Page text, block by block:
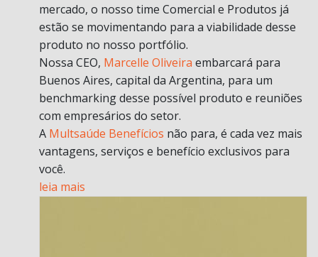
mercado, o nosso time Comercial e Produtos já
estão se movimentando para a viabilidade desse
produto no nosso portfólio.
Nossa CEO, Marcelle Oliveira embarcará para
Buenos Aires, capital da Argentina, para um
benchmarking desse possível produto e reuniões
com empresários do setor.
A Multsaúde Benefícios não para, é cada vez mais
vantagens, serviços e benefício exclusivos para
você.
leia mais